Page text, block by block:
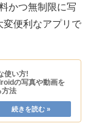
かつ無制限に写
変便利なアプリで
使い方!
の写真や動画を
方法